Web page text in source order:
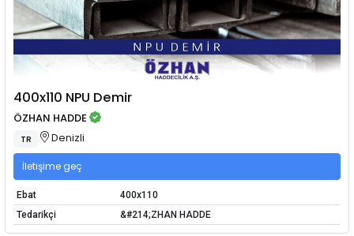
400x110 NPU Demir
ÖZHAN HADDE
TR Denizli
İletişime geç
Ebat
400x110
Tedarikçi
&#214;ZHAN HADDE